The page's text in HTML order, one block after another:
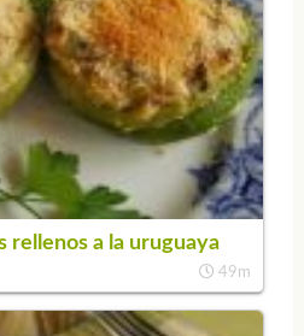
rellenos a la uruguaya
49m